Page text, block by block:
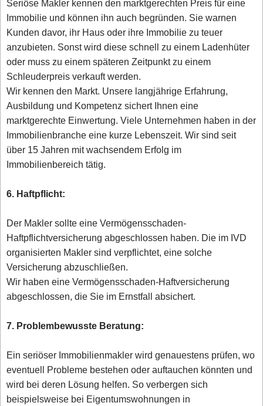
Seriöse Makler kennen den marktgerechten Preis für eine
Immobilie und können ihn auch begründen. Sie warnen
Kunden davor, ihr Haus oder ihre Immobilie zu teuer
anzubieten. Sonst wird diese schnell zu einem Ladenhüter
oder muss zu einem späteren Zeitpunkt zu einem
Schleuderpreis verkauft werden.
Wir kennen den Markt. Unsere langjährige Erfahrung,
Ausbildung und Kompetenz sichert Ihnen eine
marktgerechte Einwertung. Viele Unternehmen haben in der
Immobilienbranche eine kurze Lebenszeit. Wir sind seit
über 15 Jahren mit wachsendem Erfolg im
Immobilienbereich tätig.
6. Haftpflicht:
Der Makler sollte eine Vermögensschaden-
Haftpflichtversicherung abgeschlossen haben. Die im IVD
organisierten Makler sind verpflichtet, eine solche
Versicherung abzuschließen.
Wir haben eine Vermögensschaden-Haftversicherung
abgeschlossen, die Sie im Ernstfall absichert.
7. Problembewusste Beratung:
Ein seriöser Immobilienmakler wird genauestens prüfen, wo
eventuell Probleme bestehen oder auftauchen könnten und
wird bei deren Lösung helfen. So verbergen sich
beispielsweise bei Eigentumswohnungen in